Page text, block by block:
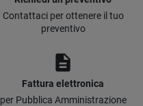
Contattaci per ottenere il tuo
preventivo
description
Fattura elettronica
per Pubblica Amministrazione